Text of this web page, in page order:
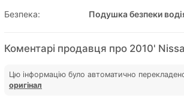
Безпека:
Подушка безпеки
Коментарі продавця про 2010'
Цю інформацію було автоматично
оригінал